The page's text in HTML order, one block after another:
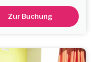
Zur Buchung